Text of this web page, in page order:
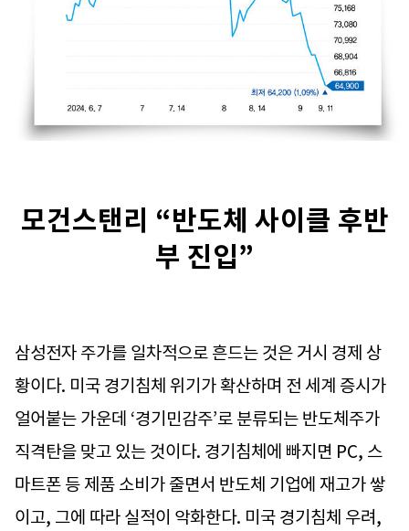
모건스탠리 “반도체 사이클 후반
부 진입”
삼성전자 주가를 일차적으로 흔드는 것은 거시 경제 상
황이다. 미국 경기침체 위기가 확산하며 전 세계 증시가
얼어붙는 가운데 ‘경기민감주’로 분류되는 반도체주가
직격탄을 맞고 있는 것이다. 경기침체에 빠지면 PC, 스
마트폰 등 제품 소비가 줄면서 반도체 기업에 재고가 쌓
이고, 그에 따라 실적이 악화한다. 미국 경기침체 우려,